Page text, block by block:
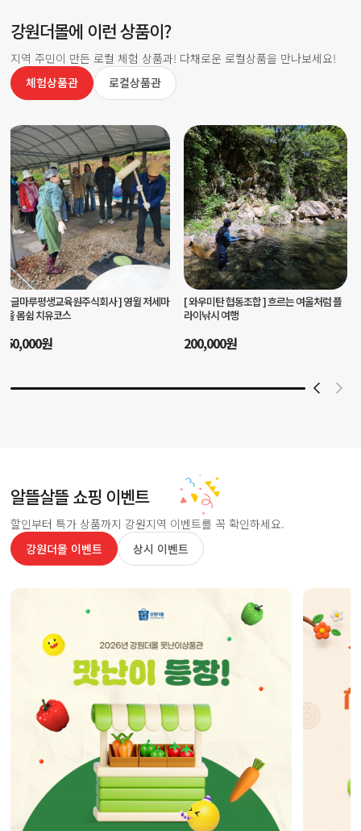
강원더몰에 이런 상품이?
지역 주민이 만든 로컬 체험 상품과! 다채로운 로컬상품을 만나보세요!
체험상품관
로컬상품관
[ 양양서핑학교 ]양양서핑학교 서핑입문강
습
80,000원
[ 마을선생님협동조합 ]나만의 스티치로
완성하는 가죽키링 체험
35,000원
알뜰살뜰 쇼핑 이벤트
할인부터 특가 상품까지 강원지역 이벤트를 꼭 확인하세요.
강원더몰 이벤트
상시 이벤트